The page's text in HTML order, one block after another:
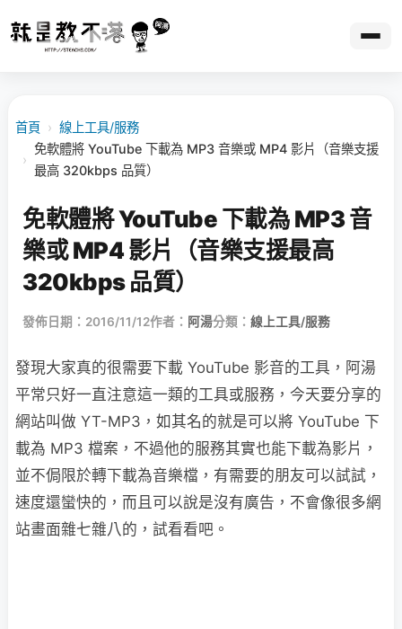
首頁 › 線上工具/服務
›
免軟體將 YouTube 下載為 MP3 音樂或 MP4 影片（音樂支援
最高 320kbps 品質）
免軟體將 YouTube 下載為 MP3 音
樂或 MP4 影片（音樂支援最高
320kbps 品質）
發佈日期：2016/11/12作者： 阿湯分類： 線上工具/服務
發現大家真的很需要下載 YouTube 影音的工具，阿湯
平常只好一直注意這一類的工具或服務，今天要分享的
網站叫做 YT-MP3，如其名的就是可以將 YouTube 下
載為 MP3 檔案，不過他的服務其實也能下載為影片，
並不侷限於轉下載為音樂檔，有需要的朋友可以試試，
速度還蠻快的，而且可以說是沒有廣告，不會像很多網
站畫面雜七雜八的，試看看吧。